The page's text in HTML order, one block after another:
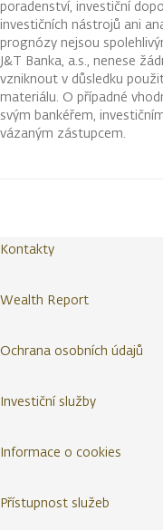
poradenství, investiční
investičních nástrojů ani
prognózy nejsou
J&T Banka, a.s., nenese
vzniknout v důsledku
materiálu. O případné
svým bankéřem,
vázaným zástupcem.
Kontakty
Wealth Report
Ochrana osobních údajů
Investiční služby
Informace o cookies
Přístupnost služeb